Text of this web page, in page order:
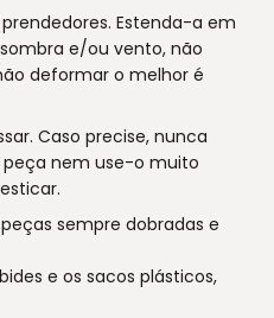
prendedores. Estenda-a em
e/ou vento, não
deformar o melhor é
Caso precise, nunca
peça nem use-o muito
peças sempre dobradas e
e os sacos plásticos,